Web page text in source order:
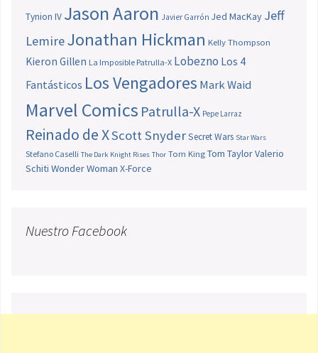
Tynion IV Jason Aaron Javier Garrón Jed MacKay Jeff
LemireJonathan Hickman Kelly Thompson
Kieron Gillen La Imposible Patrulla-X Lobezno Los 4
Fantásticos Los Vengadores Mark Waid
Marvel Comics Patrulla-X Pepe Larraz
Reinado de XScott SnyderSecret Wars Star Wars
Stefano Caselli The Dark Knight Rises Thor Tom King Tom TaylorValerio
Schiti Wonder Woman X-Force
Nuestro Facebook